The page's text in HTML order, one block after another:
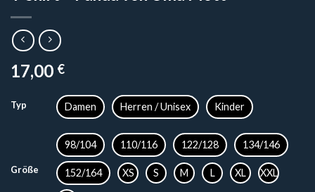
17,00 €
Typ Damen Herren / Unisex Kinder
Größe
98/104 110/116 122/128 134/146
152/164 XS S M L XL XXL